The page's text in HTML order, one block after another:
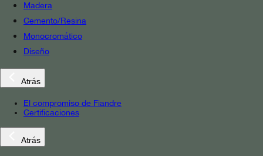
Madera
Cemento/Resina
Monocromático
Diseño
Atrás
El compromiso de Fiandre
Certificaciones
Atrás